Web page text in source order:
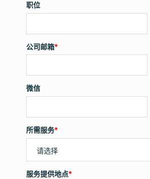
职位
公司邮箱*
微信
所需服务*
服务提供地点*